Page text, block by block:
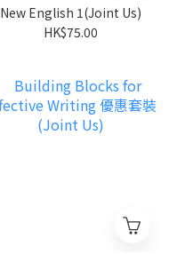
New English 1(Joint Us)
HK$75.00